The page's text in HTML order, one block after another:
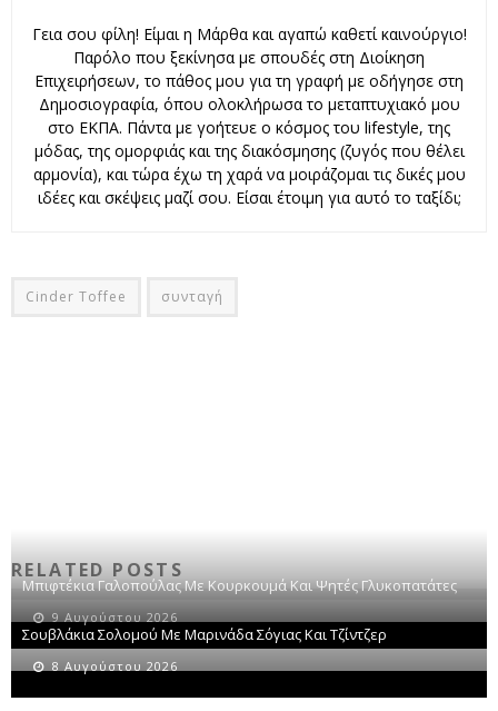
Γεια σου φίλη! Είμαι η Μάρθα και αγαπώ καθετί καινούργιο!
Παρόλο που ξεκίνησα με σπουδές στη Διοίκηση
Επιχειρήσεων, το πάθος μου για τη γραφή με οδήγησε στη
Δημοσιογραφία, όπου ολοκλήρωσα το μεταπτυχιακό μου
στο ΕΚΠΑ. Πάντα με γοήτευε ο κόσμος του lifestyle, της
μόδας, της ομορφιάς και της διακόσμησης (ζυγός που θέλει
αρμονία), και τώρα έχω τη χαρά να μοιράζομαι τις δικές μου
ιδέες και σκέψεις μαζί σου. Είσαι έτοιμη για αυτό το ταξίδι;
Cinder Toffee συνταγή
RELATED POSTS
Μπιφτέκια Γαλοπούλας Με Κουρκουμά Και Ψητές Γλυκοπατάτες
9 Αυγούστου 2026
Σουβλάκια Σολομού Με Μαρινάδα Σόγιας Και Τζίντζερ
8 Αυγούστου 2026